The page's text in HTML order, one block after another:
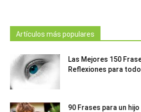
Artículos más populares
Las Mejores 150
Reflexiones para
90 Frases para un